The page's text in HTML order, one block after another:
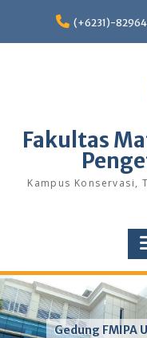
content
(+6231)-
Fakultas
Kampus Konservasi,
Gedung FMIPA